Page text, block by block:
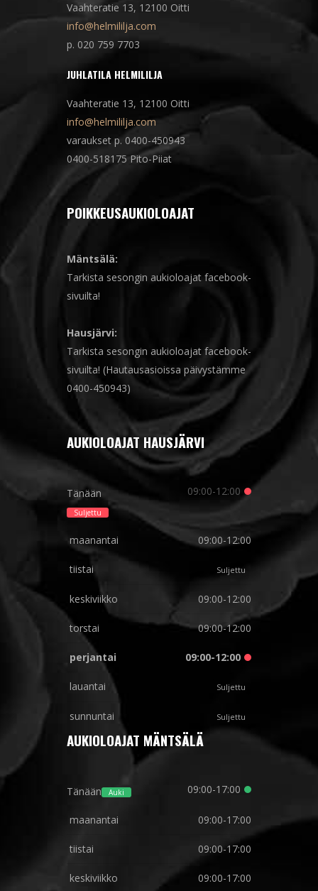
Vaahteratie 13, 12100 Oitti
info@helmililja.com
p. 020 759 7703
JUHLATILA HELMILILJA
Vaahteratie 13, 12100 Oitti
info@helmililja.com
varaukset p. 0400-450943
0400-518175 Pito-Piiat
POIKKEUSAUKIOLOAJAT
Mäntsälä:
Tarkista sesongin aukioloajat facebook-
sivuilta!
Hausjärvi:
Tarkista sesongin aukioloajat facebook-
sivuilta! (Hautausasioissa päivystämme
0400-450943)
AUKIOLOAJAT HAUSJÄRVI
Tänään
Suljettu
09:00-12:00
maanantai 09:00-12:00
tiistai Suljettu
keskiviikko 09:00-12:00
torstai 09:00-12:00
perjantai 09:00-12:00
lauantai Suljettu
sunnuntai Suljettu
AUKIOLOAJAT MÄNTSÄLÄ
Tänään Auki 09:00-17:00
maanantai 09:00-17:00
tiistai 09:00-17:00
keskiviikko 09:00-17:00